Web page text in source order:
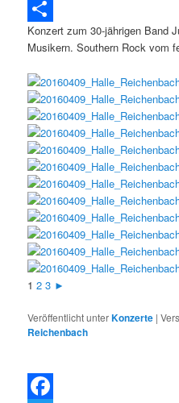
Twitter
Teilen
Konzert zum 30-jährigen Band
Musikern. Southern Rock vom
1 2 3 ►
Veröffentlicht unterKonzerte |
Reichenbach